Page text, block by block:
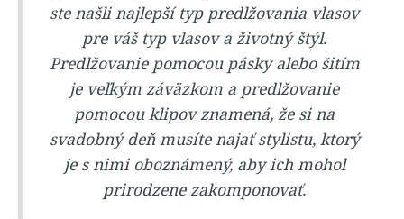
ste našli najlepší typ predlžovania vlasov
pre váš typ vlasov a životný štýl.
Predlžovanie pomocou pásky alebo šitím
je veľkým záväzkom a predlžovanie
pomocou klipov znamená, že si na
svadobný deň musíte najať stylistu, ktorý
je s nimi oboznámený, aby ich mohol
prirodzene zakomponovať.